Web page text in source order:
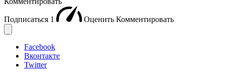
Подписаться 1 Оценить Комментировать
Facebook
Вконтакте
Twitter